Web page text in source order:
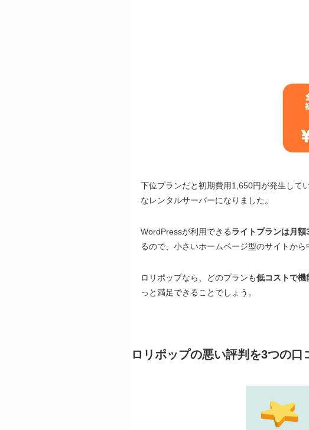
下位プランだと初期費用1,650円が発生して
なレンタルサーバーになりました。
WordPressが利用できるライトプランは月額
るので、小さいホームページ型のサイトか
ロリポップなら、どのプランも低コストで機
っと満足できることでしょう。
ロリポップの悪い評判を3つの口